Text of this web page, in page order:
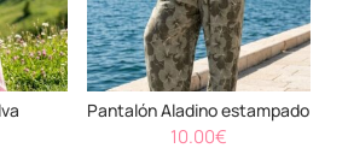
Pantalón Aladino estampado
10.00€